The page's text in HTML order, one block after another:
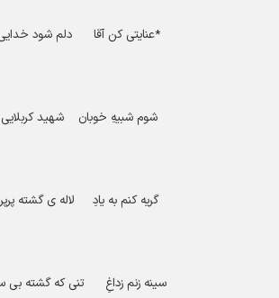
عنایتی کن آقا دلم شود خدایی
شوم شبیهِ خوبان شهید کربلایی
گریه کنم به یادِ لاله ی گشته پرپر
سینه زنم زداغِ تنی که گشته بی سر